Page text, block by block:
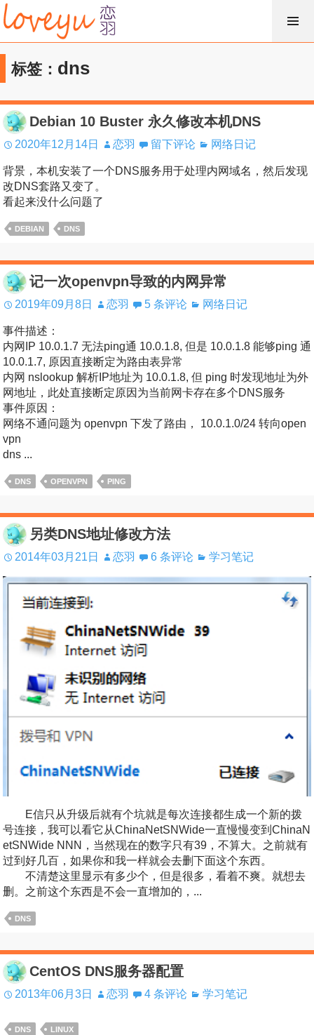
跳
过
内
容标签： dns
Debian 10 Buster 永久修改本机DNS
2020年12月14日 恋羽 留下评论 网络日记
背景，本机安装了一个DNS服务用于处理内网域名，然后发现
改DNS套路又变了。
看起来没什么问题了
DEBIAN DNS
记一次openvpn导致的内网异常
2019年09月8日 恋羽 5 条评论 网络日记
事件描述：
内网IP 10.0.1.7 无法ping通 10.0.1.8, 但是 10.0.1.8 能够ping 通
10.0.1.7, 原因直接断定为路由表异常
内网 nslookup 解析IP地址为 10.0.1.8, 但 ping 时发现地址为外
网地址，此处直接断定原因为当前网卡存在多个DNS服务
事件原因：
网络不通问题为 openvpn 下发了路由， 10.0.1.0/24 转向open
vpn
dns ...
DNS OPENVPN PING
另类DNS地址修改方法
2014年03月21日 恋羽 6 条评论 学习笔记
E信只从升级后就有个坑就是每次连接都生成一个新的拨
号连接，我可以看它从ChinaNetSNWide一直慢慢变到ChinaN
etSNWide NNN，当然现在的数字只有39，不算大。之前就有
过到好几百，如果你和我一样就会去删下面这个东西。
不清楚这里显示有多少个，但是很多，看着不爽。就想去
删。之前这个东西是不会一直增加的，...
DNS
CentOS DNS服务器配置
2013年06月3日 恋羽 4 条评论 学习笔记
DNS LINUX